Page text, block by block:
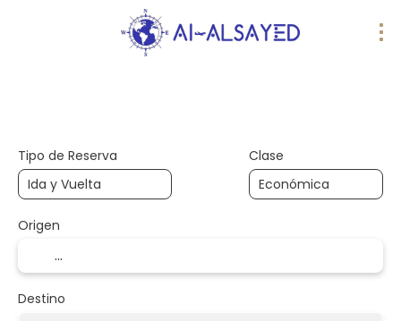
Tipo de Reserva Clase
Origen
Destino